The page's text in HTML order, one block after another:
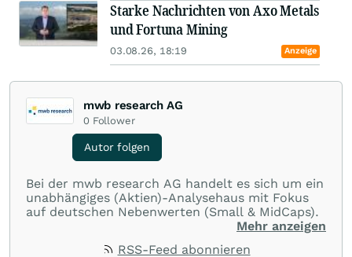
Starke Nachrichten von Axo Metals
und Fortuna Mining
03.08.26, 18:19 Anzeige
mwb research AG
0 Follower
Autor folgen
Bei der mwb research AG handelt es sich um ein
unabhängiges (Aktien)-Analysehaus mit Fokus
auf deutschen Nebenwerten (Small & MidCaps).
Mehr anzeigen
RSS-Feed abonnieren